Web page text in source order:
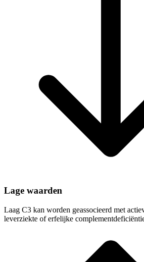
Lage waarden
Laag C3 kan worden geassocieerd met
leverziekte of erfelijke